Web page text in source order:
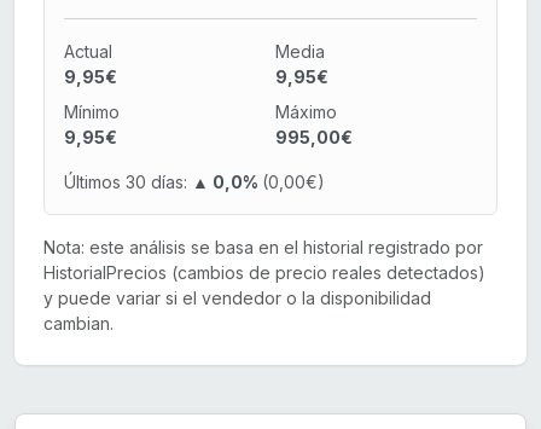
Actual
9,95€
Media
9,95€
Mínimo
9,95€
Máximo
995,00€
Últimos 30 días: ▲ 0,0% (0,00€)
Nota: este análisis se basa en el historial registrado por
HistorialPrecios (cambios de precio reales detectados)
y puede variar si el vendedor o la disponibilidad
cambian.